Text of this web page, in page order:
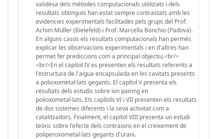
validesa dels mètodes computacionals utilitzats i dels
resultats obtinguts han estat sempre contrastats amb les
evidencies experimentals facilitades pels grups del Prof.
Achim Müller (Bielefeld) i Prof. Marcella Bonchio (Padova).
En alguns casos els resultats computacionals han permès
explicar les observacions experimentals i en d'altres han
permet fer prediccions com a principal objectiu.<br/>
<br/>En el capítol IV es presenten els resultats referents a
l'estructura de l'aigua encapsulada en les cavitats presents
a polioxometal·lats gegants. El capítol V presenta els
resultats dels estudis sobre ion pairing en
polioxometal·lats. Els capítols VI i VII presenten els resultats
de dos sistemes diferents i la seva activitat com a
catalitzadors. Finalment, el capítol VIII presenta un estudi
teòric sobre l'efecte dels contraions en el creixement de
poliperoxometal·lats gegants d'urani.